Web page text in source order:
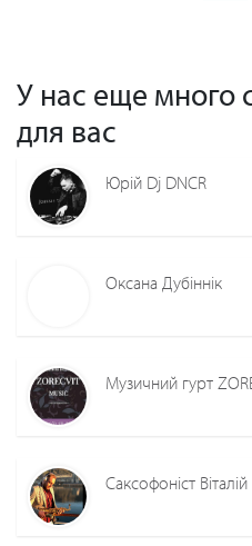
У нас еще много
для вас
Юрій Dj DNCR
Оксана Дубіннік
Музичний гурт
Саксофоніст